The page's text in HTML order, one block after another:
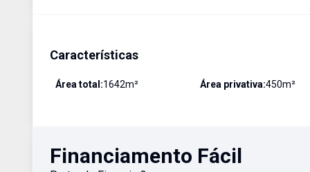
Características
Área total:1642m² Área privativa:450m²
Financiamento Fácil